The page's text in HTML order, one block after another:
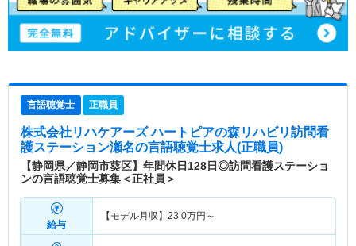
言語聴覚士 正職員
株式会社リハケアーズ ハートピアの森リハビリ訪問看
護ステーション瀬名の言語聴覚士求人(正職員)
【静岡県／静岡市葵区】年間休日128日◎訪問看護ステーショ
ンの言語聴覚士募集＜正社員＞
給与
【モデル月収】 23.0万円～